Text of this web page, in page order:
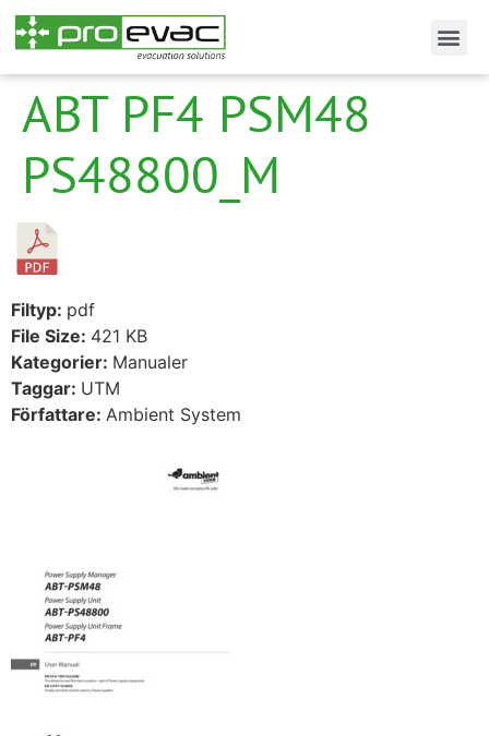
ABT PF4 PSM48
PS48800_M
Filtyp: pdf
File Size: 421 KB
Kategorier: Manualer
Taggar: UTM
Författare: Ambient System